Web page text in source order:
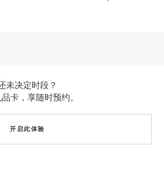
未决定时段？
卡，享随时预约。
开启此体验